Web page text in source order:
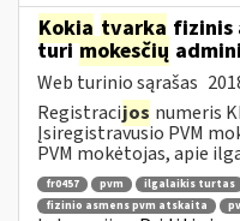
Kokia tvarka fizinis
turimokesčių
Web turinio sąrašas
Registracijos numeris
Įsiregistravusio PVM
PVM mokėtojas, apie
fr0457 pvm ilgalaikis turtas
fizinio asmens pvm atskaita